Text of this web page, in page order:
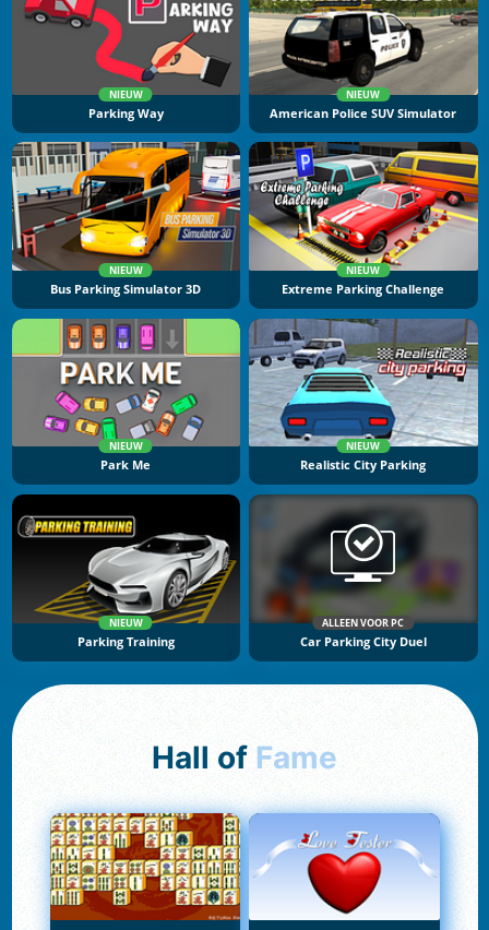
NIEUW
Parking Way
NIEUW
American Police SUV Simulator
NIEUW
Bus Parking Simulator 3D
NIEUW
Extreme Parking Challenge
NIEUW
Park Me
NIEUW
Realistic City Parking
NIEUW
Parking Training
ALLEEN VOOR PC
Car Parking City Duel
Hall of Fame